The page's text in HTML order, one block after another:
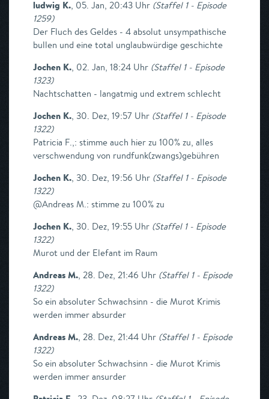
ludwig K., 05. Jan, 20:43 Uhr (Staffel 1 - Episode
1259)
Der Fluch des Geldes - 4 absolut unsympathische
bullen und eine total unglaubwürdige geschichte
Jochen K., 02. Jan, 18:24 Uhr (Staffel 1 - Episode
1323)
Nachtschatten - langatmig und extrem schlecht
Jochen K., 30. Dez, 19:57 Uhr (Staffel 1 - Episode
1322)
Patricia F.,: stimme auch hier zu 100% zu, alles
verschwendung von rundfunk(zwangs)gebühren
Jochen K., 30. Dez, 19:56 Uhr (Staffel 1 - Episode
1322)
@Andreas M.: stimme zu 100% zu
Jochen K., 30. Dez, 19:55 Uhr (Staffel 1 - Episode
1322)
Murot und der Elefant im Raum
Andreas M., 28. Dez, 21:46 Uhr (Staffel 1 - Episode
1322)
So ein absoluter Schwachsinn - die Murot Krimis
werden immer absurder
Andreas M., 28. Dez, 21:44 Uhr (Staffel 1 - Episode
1322)
So ein absoluter Schwachsinn - die Murot Krimis
werden immer ansurder